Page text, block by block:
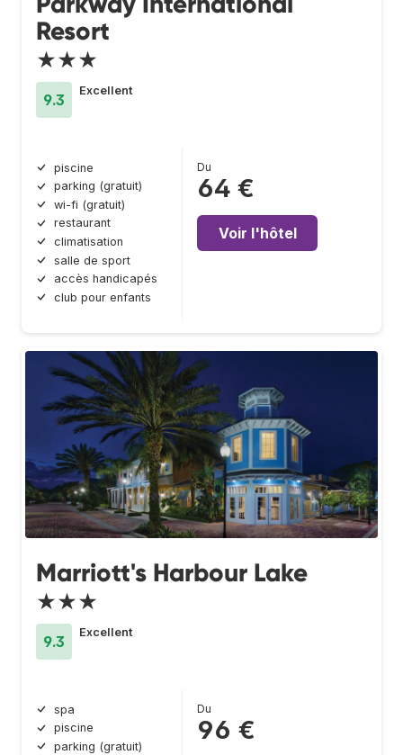
Resort
★★★
9.3
Excellent
piscine
parking (gratuit)
wi-fi (gratuit)
restaurant
climatisation
salle de sport
accès handicapés
club pour enfants
Du
64 €
Voir l'hôtel
Marriott's Harbour Lake
★★★
9.3
Excellent
spa
piscine
parking (gratuit)
Du
96 €